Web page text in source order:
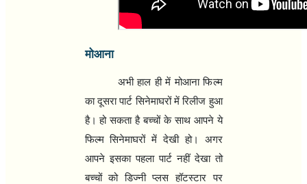
मोआना
अभी हाल ही में मोआना फिल्‍म
का दूसरा पार्ट सिनेमाघरों में रिलीज हुआ
है। हो सकता है बच्‍चों के साथ आपने ये
फिल्‍म सिनेमाघरों में देखी हो। अगर
आपने इसका पहला पार्ट नहीं देखा तो
बच्‍चों को डिज्‍नी प्‍लस हॉटस्‍टार पर